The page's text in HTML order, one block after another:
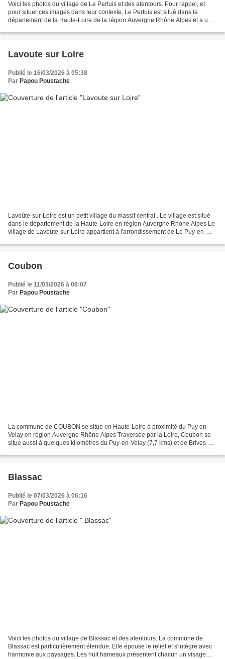
Voici les photos du village de Le Pertuis et des alentours. Pour rappel, et
pour situer ces images dans leur contexte, Le Pertuis est situé dans le
département de la Haute-Loire de la région Auvergne Rhône Alpes et a une
Lavoute sur Loire
Publié le 16/03/2026 à 05:38
Par Papou Poustache
Lavoûte-sur-Loire est un petit village du massif central . Le village est situé
dans le département de la Haute-Loire en région Auvergne Rhone Alpes Le
village de Lavoûte-sur-Loire appartient à l'arrondissement de Le Puy-en-
Coubon
Publié le 11/03/2026 à 06:07
Par Papou Poustache
La commune de COUBON se situe en Haute-Loire à proximité du Puy en
Velay en région Auvergne Rhône Alpes Traversée par la Loire, Coubon se
situe aussi à quelques kilomètres du Puy-en-Velay (7,7 kms) et de Brives-
Blassac
Publié le 07/03/2026 à 06:16
Par Papou Poustache
Voici les photos du village de Blassac et des alentours. La commune de
Blassac est particulièrement étendue. Elle épouse le relief et s'intègre avec
harmonie aux paysages. Les huit hameaux présentent chacun un visage